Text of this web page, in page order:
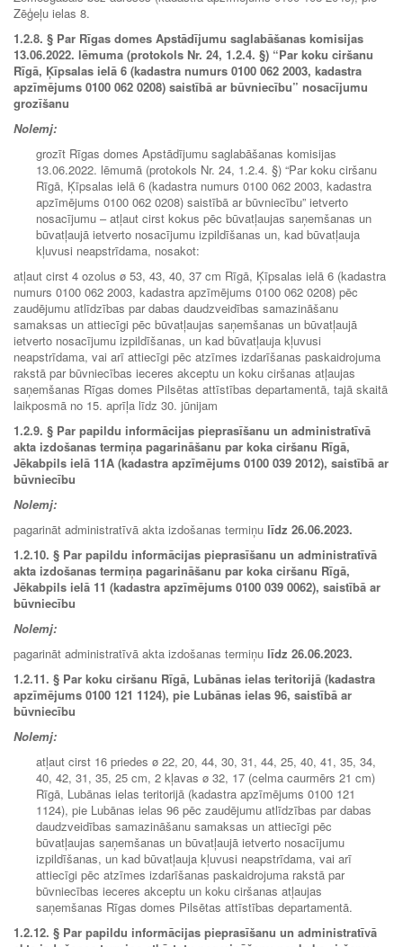
Zēģeļu ielas 8.
1.2.8. § Par Rīgas domes Apstādījumu saglabāšanas komisijas
13.06.2022. lēmuma (protokols Nr. 24, 1.2.4. §) “Par koku ciršanu
Rīgā, Ķīpsalas ielā 6 (kadastra numurs 0100 062 2003, kadastra
apzīmējums 0100 062 0208) saistībā ar būvniecību” nosacījumu
grozīšanu
Nolemj:
grozīt Rīgas domes Apstādījumu saglabāšanas komisijas
13.06.2022. lēmumā (protokols Nr. 24, 1.2.4. §) “Par koku ciršanu
Rīgā, Ķīpsalas ielā 6 (kadastra numurs 0100 062 2003, kadastra
apzīmējums 0100 062 0208) saistībā ar būvniecību” ietverto
nosacījumu – atļaut cirst kokus pēc būvatļaujas saņemšanas un
būvatļaujā ietverto nosacījumu izpildīšanas un, kad būvatļauja
kļuvusi neapstrīdama, nosakot:
atļaut cirst 4 ozolus ø 53, 43, 40, 37 cm Rīgā, Ķīpsalas ielā 6 (kadastra
numurs 0100 062 2003, kadastra apzīmējums 0100 062 0208) pēc
zaudējumu atlīdzības par dabas daudzveidības samazināšanu
samaksas un attiecīgi pēc būvatļaujas saņemšanas un būvatļaujā
ietverto nosacījumu izpildīšanas, un kad būvatļauja kļuvusi
neapstrīdama, vai arī attiecīgi pēc atzīmes izdarīšanas paskaidrojuma
rakstā par būvniecības ieceres akceptu un koku ciršanas atļaujas
saņemšanas Rīgas domes Pilsētas attīstības departamentā, tajā skaitā
laikposmā no 15. aprīļa līdz 30. jūnijam
1.2.9. § Par papildu informācijas pieprasīšanu un administratīvā
akta izdošanas termiņa pagarināšanu par koka ciršanu Rīgā,
Jēkabpils ielā 11A (kadastra apzīmējums 0100 039 2012), saistībā ar
būvniecību
Nolemj:
pagarināt administratīvā akta izdošanas termiņu līdz 26.06.2023.
1.2.10. § Par papildu informācijas pieprasīšanu un administratīvā
akta izdošanas termiņa pagarināšanu par koka ciršanu Rīgā,
Jēkabpils ielā 11 (kadastra apzīmējums 0100 039 0062), saistībā ar
būvniecību
Nolemj:
pagarināt administratīvā akta izdošanas termiņu līdz 26.06.2023.
1.2.11. § Par koku ciršanu Rīgā, Lubānas ielas teritorijā (kadastra
apzīmējums 0100 121 1124), pie Lubānas ielas 96, saistībā ar
būvniecību
Nolemj:
atļaut cirst 16 priedes ø 22, 20, 44, 30, 31, 44, 25, 40, 41, 35, 34,
40, 42, 31, 35, 25 cm, 2 kļavas ø 32, 17 (celma caurmērs 21 cm)
Rīgā, Lubānas ielas teritorijā (kadastra apzīmējums 0100 121
1124), pie Lubānas ielas 96 pēc zaudējumu atlīdzības par dabas
daudzveidības samazināšanu samaksas un attiecīgi pēc
būvatļaujas saņemšanas un būvatļaujā ietverto nosacījumu
izpildīšanas, un kad būvatļauja kļuvusi neapstrīdama, vai arī
attiecīgi pēc atzīmes izdarīšanas paskaidrojuma rakstā par
būvniecības ieceres akceptu un koku ciršanas atļaujas
saņemšanas Rīgas domes Pilsētas attīstības departamentā.
1.2.12. § Par papildu informācijas pieprasīšanu un administratīvā